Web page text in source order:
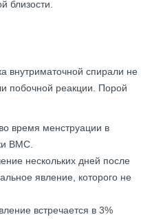
близости.
внутриматочной спирали не
побочной реакции. Порой
время менструации в
ВМС.
нескольких дней после
явление, которого не
встречается в 3%